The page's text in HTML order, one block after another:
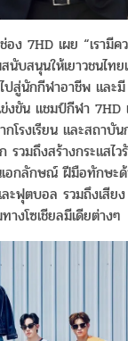
7HD เผย “เรามีค
นับสนุนให้เยาวชนไทย
ปสู่นักกีฬาอาชีพ และมี
ข่งขัน แชมป์กีฬา 7HD
โรงเรียน และสถาบัน
รวมถึงสร้างกระแสไว
เอกลักษณ์ ฝีมือทักษะ
ะฟุตบอล รวมถึงเสียง
างโซเชียลมีเดียต่าง